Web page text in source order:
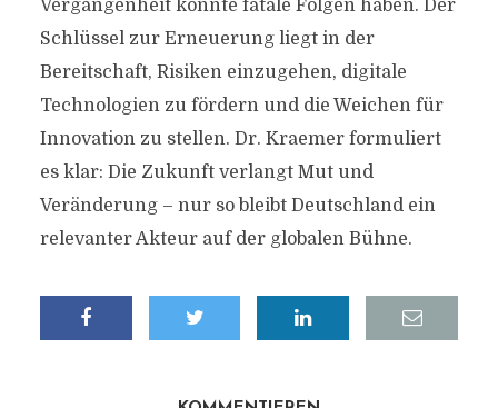
Vergangenheit könnte fatale Folgen haben. Der
Schlüssel zur Erneuerung liegt in der
Bereitschaft, Risiken einzugehen, digitale
Technologien zu fördern und die Weichen für
Innovation zu stellen. Dr. Kraemer formuliert
es klar: Die Zukunft verlangt Mut und
Veränderung – nur so bleibt Deutschland ein
relevanter Akteur auf der globalen Bühne.